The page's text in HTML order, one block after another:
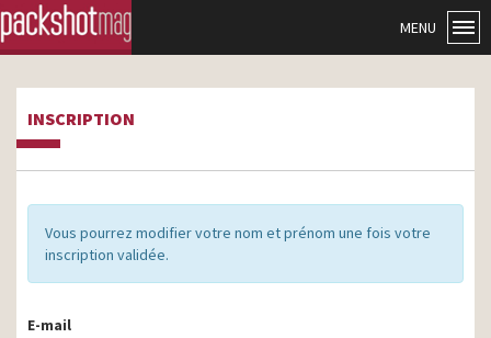
MENU
INSCRIPTION
Vous pourrez modifier votre nom et prénom une fois votre
inscription validée.
E-mail